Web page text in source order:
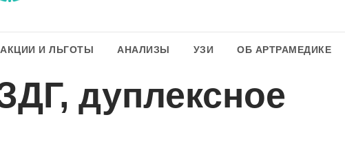
АКЦИИ И ЛЬГОТЫ АНАЛИЗЫ УЗИ ОБ АРТРАМЕДИКЕ
дуплексное